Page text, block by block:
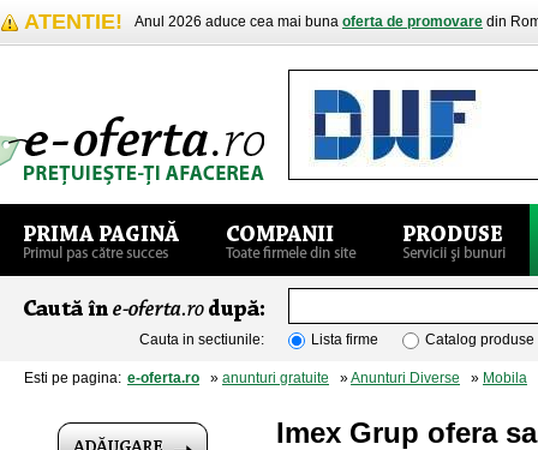
ATENTIE! Anul 2026 aduce cea mai buna oferta de promovare din
Cauta in sectiunile: Lista firme Catalog produse
Esti pe pagina: e-oferta.ro » anunturi gratuite »Anunturi Diverse » Mobila
Imex Grup ofera